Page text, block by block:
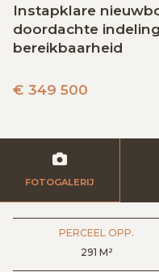
VACATURES
HUIZEN ALERT
Instapklare
doordachte
bereikbaarheid
€ 349 500
FOTOGALERIJ
PERCEEL OPP.
291 M²